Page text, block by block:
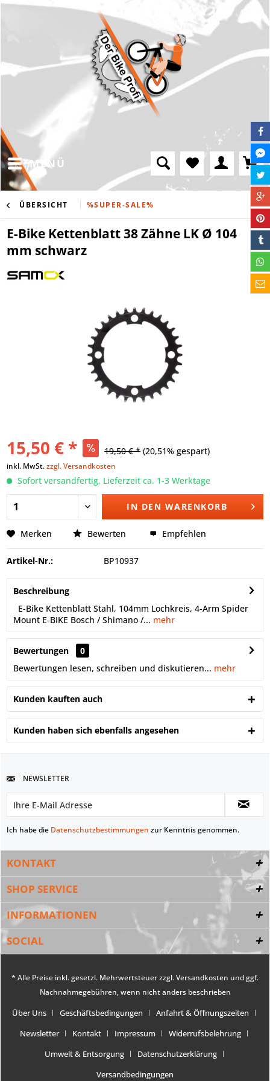
MENÜ
ÜBERSICHT %SUPER-SALE%
E-Bike Kettenblatt 38 Zähne LK Ø 104
mm schwarz
15,50 € * 19,50 € * (20,51% gespart)
inkl. MwSt.zzgl. Versandkosten
Sofort versandfertig, Lieferzeit ca. 1-3 Werktage
IN DEN WARENKORB
Merken Bewerten Empfehlen
Artikel-Nr.: BP10937
Beschreibung
E-Bike Kettenblatt Stahl, 104mm Lochkreis, 4-Arm Spider
Mount E-BIKE Bosch / Shimano /... mehr
Bewertungen
0
Bewertungen lesen, schreiben und diskutieren... mehr
Kunden kauften auch
Kunden haben sich ebenfalls angesehen
NEWSLETTER
Ich habe die Datenschutzbestimmungen zur Kenntnis genommen.
KONTAKT
SHOP SERVICE
INFORMATIONEN
SOCIAL
* Alle Preise inkl. gesetzl. Mehrwertsteuer zzgl.Versandkosten und ggf.
Nachnahmegebühren, wenn nicht anders beschrieben
Über Uns Geschäftsbedingungen
Anfahrt & Öffnungszeiten
Newsletter
Kontakt Impressum
Widerrufsbelehrung
Umwelt & Entsorgung
Datenschutzerklärung
Versandbedingungen